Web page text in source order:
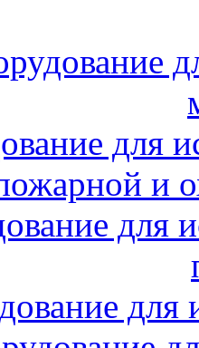
для
и
для
для